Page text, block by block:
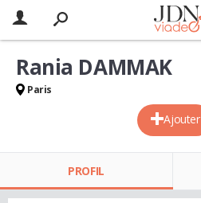
Ajouter
Rania DAMMAK
Paris
PROFIL